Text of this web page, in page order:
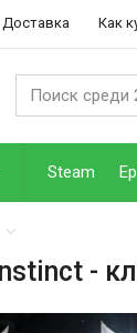
Доставка Как
Steam
-